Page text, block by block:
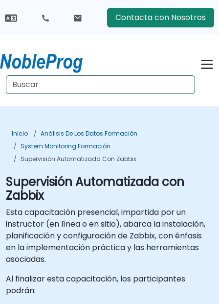
Contacta con Nosotros
Inicio
Análisis De Los Datos Formación
System Monitoring Formación
Supervisión Automatizada Con Zabbix
Supervisión Automatizada con
Zabbix
Esta capacitación presencial, impartida por un
instructor (en línea o en sitio), abarca la instalación,
planificación y configuración de Zabbix, con énfasis
en la implementación práctica y las herramientas
asociadas.
Al finalizar esta capacitación, los participantes
podrán: